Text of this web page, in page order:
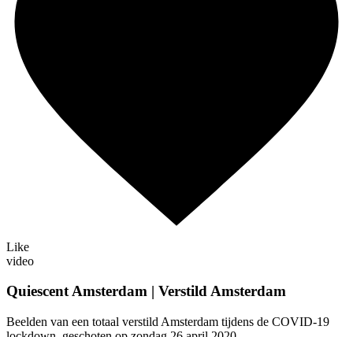
Like
video
Quiescent Amsterdam | Verstild Amsterdam
Beelden van een totaal verstild Amsterdam tijdens de COVID-19